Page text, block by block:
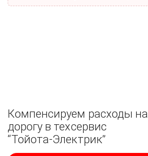
Компенсируем расходы на
дорогу в техсервис
“Тойота-Электрик”